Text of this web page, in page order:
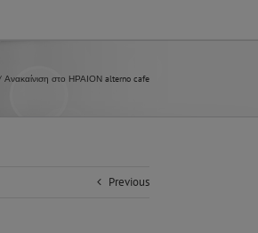
Ανακαίνιση στο ΗΡΑΙΟΝ alterno cafe
Previous